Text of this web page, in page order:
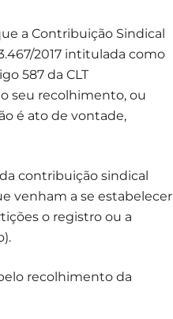
a Contribuição Sindical
2017 intitulada como
587 da CLT
o seu recolhimento, ou
é ato de vontade,
contribuição sindical
venham a se estabelecer
o registro ou a
recolhimento da